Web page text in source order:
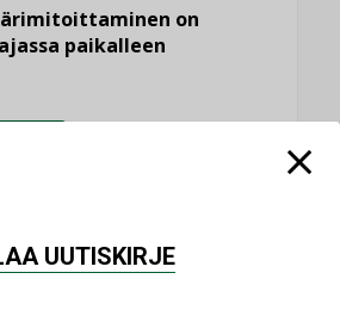
on
paikalleen
UUTISKIRJE